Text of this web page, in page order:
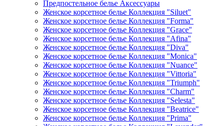
Предпостельное белье Аксессуары
Женское корсетное белье Коллекция "Siluet"
Женское корсетное белье Коллекция "Forma"
Женское корсетное белье Коллекция "Grace"
Женское корсетное белье Коллекция "Afina"
Женское корсетное белье Коллекция "Diva"
Женское корсетное белье Коллекция "Monica"
Женское корсетное белье Коллекция "Nuance"
Женское корсетное белье Коллекция "Vittoria"
Женское корсетное белье Коллекция "Triumph"
Женское корсетное белье Коллекция "Charm"
Женское корсетное белье Коллекция "Selesta"
Женское корсетное белье Коллекция "Beatrice"
Женское корсетное белье Коллекция "Prima"